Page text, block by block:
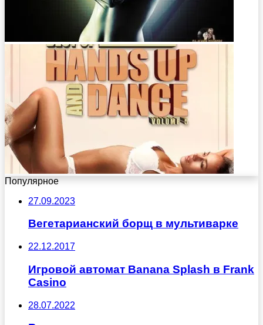
Популярное
27.09.2023
Вегетарианский борщ в мультиварке
22.12.2017
Игровой автомат Banana Splash в Frank
Casino
28.07.2022